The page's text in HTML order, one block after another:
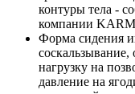
контуры тела -
компании
Форма сидения
соскальзывание,
нагрузку на
давление на